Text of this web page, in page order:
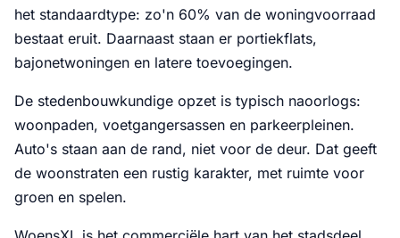
het standaardtype: zo'n 60% van de woningvoorraad
bestaat eruit. Daarnaast staan er portiekflats,
bajonetwoningen en latere toevoegingen.
De stedenbouwkundige opzet is typisch naoorlogs:
woonpaden, voetgangersassen en parkeerpleinen.
Auto's staan aan de rand, niet voor de deur. Dat geeft
de woonstraten een rustig karakter, met ruimte voor
groen en spelen.